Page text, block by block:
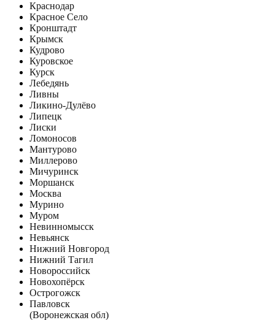
Краснодар
Красное Село
Кронштадт
Крымск
Кудрово
Куровское
Курск
Лебедянь
Ливны
Ликино-Дулёво
Липецк
Лиски
Ломоносов
Мантурово
Миллерово
Мичуринск
Моршанск
Москва
Мурино
Муром
Невинномысск
Невьянск
Нижний Новгород
Нижний Тагил
Новороссийск
Новохопёрск
Острогожск
Павловск
(Воронежская обл)